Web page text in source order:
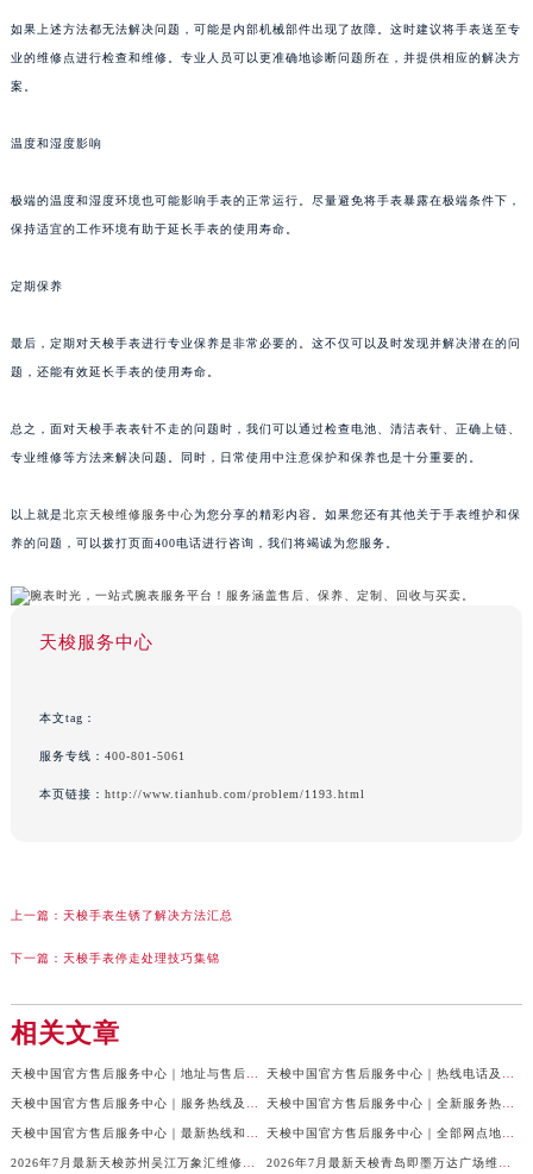
如果上述方法都无法解决问题，可能是内部机械部件出现了故障。这时建议将手表送至专
业的维修点进行检查和维修。专业人员可以更准确地诊断问题所在，并提供相应的解决方
案。
温度和湿度影响
极端的温度和湿度环境也可能影响手表的正常运行。尽量避免将手表暴露在极端条件下，
保持适宜的工作环境有助于延长手表的使用寿命。
定期保养
最后，定期对天梭手表进行专业保养是非常必要的。这不仅可以及时发现并解决潜在的问
题，还能有效延长手表的使用寿命。
总之，面对天梭手表表针不走的问题时，我们可以通过检查电池、清洁表针、正确上链、
专业维修等方法来解决问题。同时，日常使用中注意保护和保养也是十分重要的。
以上就是北京天梭维修服务中心为您分享的精彩内容。如果您还有其他关于手表维护和保
养的问题，可以拨打页面400电话进行咨询，我们将竭诚为您服务。
天梭服务中心
本文tag：
服务专线： 400-801-5061
本页链接： http://www.tianhub.com/problem/1193.html
上一篇： 天梭手表生锈了解决方法汇总
下一篇： 天梭手表停走处理技巧集锦
相关文章